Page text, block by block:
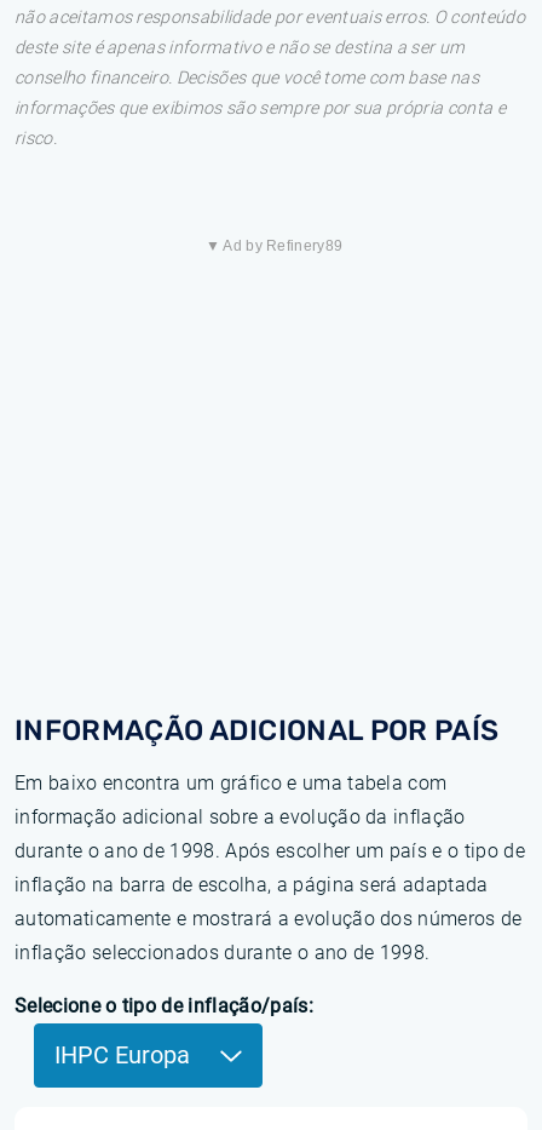
não aceitamos responsabilidade por eventuais erros. O conteúdo
deste site é apenas informativo e não se destina a ser um
conselho financeiro. Decisões que você tome com base nas
informações que exibimos são sempre por sua própria conta e
risco.
▼ Ad by Refinery89
INFORMAÇÃO ADICIONAL POR PAÍS
Em baixo encontra um gráfico e uma tabela com
informação adicional sobre a evolução da inflação
durante o ano de 1998. Após escolher um país e o tipo de
inflação na barra de escolha, a página será adaptada
automaticamente e mostrará a evolução dos números de
inflação seleccionados durante o ano de 1998.
Selecione o tipo de inflação/país:
IHPC Europa